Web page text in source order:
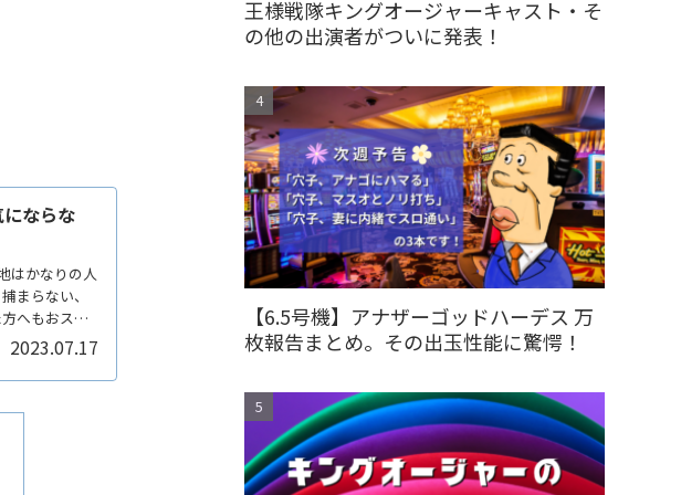
にならな
はかなりの人
まらない、
へもおスス
2023.07.17
王様戦隊キングオージャーキャスト・そ
の他の出演者がついに発表！
【6.5号機】アナザーゴッドハーデス 万
枚報告まとめ。その出玉性能に驚愕！